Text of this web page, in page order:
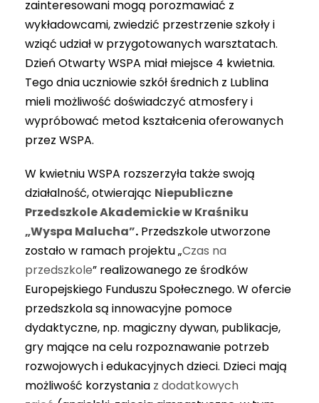
zainteresowani mogą porozmawiać z
wykładowcami, zwiedzić przestrzenie szkoły i
wziąć udział w przygotowanych warsztatach.
Dzień Otwarty WSPA miał miejsce 4 kwietnia.
Tego dnia uczniowie szkół średnich z Lublina
mieli możliwość doświadczyć atmosfery i
wypróbować metod kształcenia oferowanych
przez WSPA.
W kwietniu WSPA rozszerzyła także swoją
działalność, otwierając Niepubliczne
Przedszkole Akademickie w Kraśniku
„Wyspa Malucha”. Przedszkole utworzone
zostało w ramach projektu „Czas na
przedszkole” realizowanego ze środków
Europejskiego Funduszu Społecznego. W ofercie
przedszkola są innowacyjne pomoce
dydaktyczne, np. magiczny dywan, publikacje,
gry mające na celu rozpoznawanie potrzeb
rozwojowych i edukacyjnych dzieci. Dzieci mają
możliwość korzystania z dodatkowych